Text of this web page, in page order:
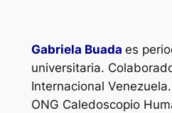
Gabriela Buada es
universitaria.
Internacional
ONG Caledoscopio